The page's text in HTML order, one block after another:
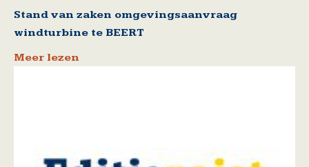
Stand van zaken omgevingsaanvraag
windturbine te BEERT
Meer lezen